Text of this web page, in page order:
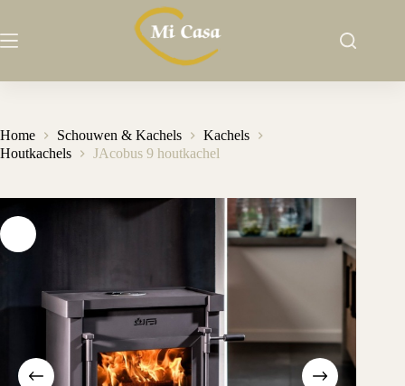
de
Home Schouwen & Kachels
Kachels
Houtkachels
JAcobus 9 houtkachel